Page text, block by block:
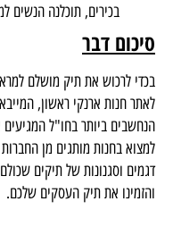
בכירים, תוכלנה הנשים
סיכום דבר
בכדי לרכוש את תיק מושלם
לאתר חנות ארנקי ראשון,
הנחשבים ביותר בחו"ל המגיעים
למצוא בחנות מותגים מן
דגמים וסגנונות של תיקים
והזמינו את תיק העסקים שלכם.